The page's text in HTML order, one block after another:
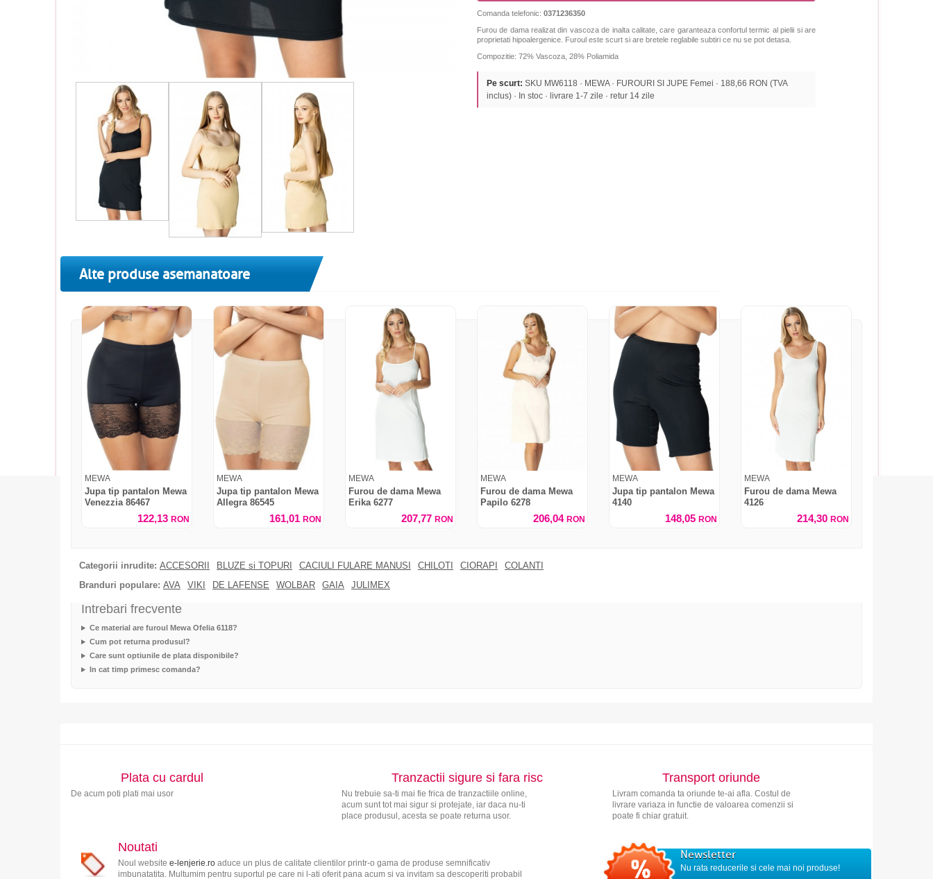
Comanda telefonic: 0371236350
Furou de dama realizat din vascoza de inalta calitate, care garanteaza confortul termic al pielii si are
proprietati hipoalergenice. Furoul este scurt si are bretele reglabile subtiri ce nu se pot detasa.
Compozitie: 72% Vascoza, 28% Poliamida
Pe scurt: SKU MW6118 · MEWA · FUROURI SI JUPE Femei · 188,66 RON (TVA
inclus) · In stoc · livrare 1-7 zile · retur 14 zile
Alte produse asemanatoare
MEWA
Jupa tip pantalon Mewa
Venezzia 86467
122,13 RON
MEWA
Jupa tip pantalon Mewa
Allegra 86545
161,01 RON
MEWA
Furou de dama Mewa
Erika 6277
207,77 RON
MEWA
Furou de dama Mewa
Papilo 6278
206,04 RON
MEWA
Jupa tip pantalon Mewa
4140
148,05 RON
MEWA
Furou de dama Mewa
4126
214,30 RON
Categorii inrudite: ACCESORII BLUZE si TOPURI CACIULI FULARE MANUSI CHILOTI CIORAPI
COLANTI
Branduri populare: AVA VIKI DE LAFENSE WOLBAR GAIA JULIMEX
Intrebari frecvente
Ce material are furoul Mewa Ofelia 6118?
Cum pot returna produsul?
Care sunt optiunile de plata disponibile?
In cat timp primesc comanda?
Plata cu cardul
De acum poti plati mai usor
Tranzactii sigure si fara risc
Nu trebuie sa-ti mai fie frica de tranzactiile online,
acum sunt tot mai sigur si protejate, iar daca nu-ti
place produsul, acesta se poate returna usor.
Transport oriunde
Livram comanda ta oriunde te-ai afla. Costul de
livrare variaza in functie de valoarea comenzii si
poate fi chiar gratuit.
Noutati
Noul website e-lenjerie.roaduce un plus de calitate clientilor printr-o gama de produse semnificativ
imbunatatita. Multumim pentru suportul pe care ni l-ati oferit pana acum si va invitam sa descoperiti probabil
Newsletter
Nu rata reducerile si cele mai noi produse!